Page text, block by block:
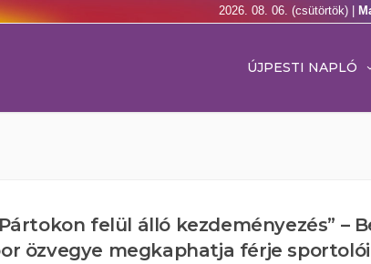
2026. 08. 06. (csütörtök) |
ÚJPESTI NAPLÓ
felül álló kezdeményezés” –
özvegye megkaphatja férje sportolói